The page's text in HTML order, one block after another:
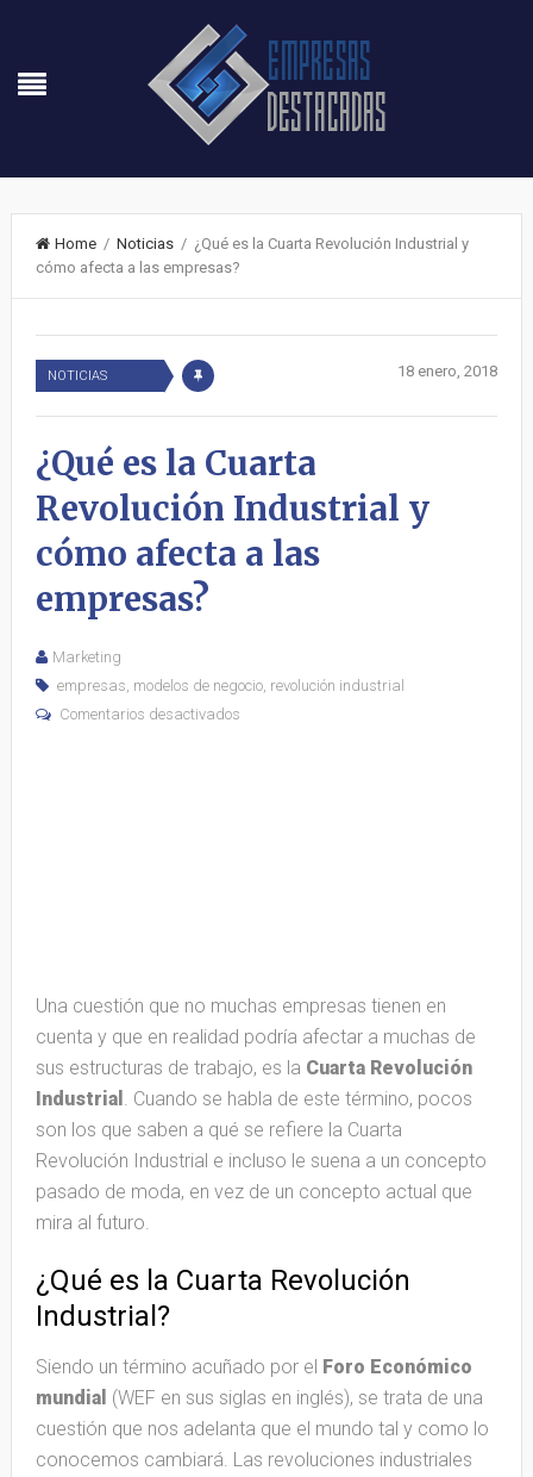
Home/ Noticias/ ¿Qué es la Cuarta Revolución Industrial y
cómo afecta a las empresas?
NOTICIAS 18 enero, 2018
¿Qué es la Cuarta
Revolución Industrial y
cómo afecta a las
empresas?
Marketing
empresas, modelos de negocio, revolución industrial
Comentarios desactivados
Una cuestión que no muchas empresas tienen en
cuenta y que en realidad podría afectar a muchas de
sus estructuras de trabajo, es la Cuarta Revolución
Industrial
Cuando se habla de este término, pocos
son los que saben a qué se refiere la Cuarta
Revolución Industrial e incluso le suena a un concepto
pasado de moda, en vez de un concepto actual que
mira al futuro.
¿Qué es la Cuarta Revolución
Industrial?
Siendo un término acuñado por el Foro Económico
mundial (WEF en sus siglas en inglés), se trata de una
cuestión que nos adelanta que el mundo tal y como lo
conocemos cambiará. Las revoluciones industriales